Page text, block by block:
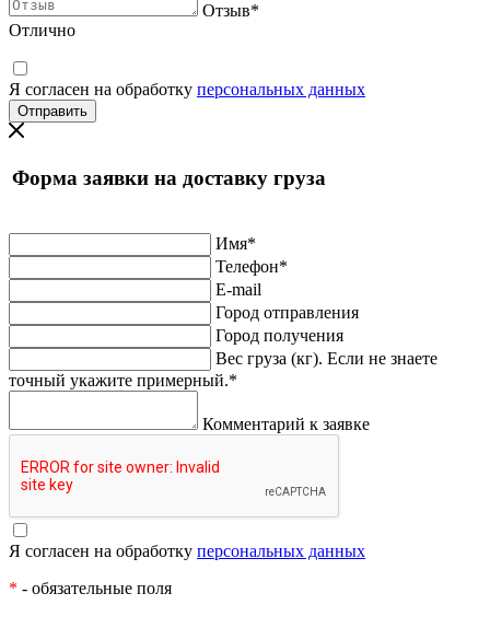
Отзыв*
Отлично
Я согласен на обработку персональных данных
Форма заявки на доставку груза
Имя*
Телефон*
E-mail
Город отправления
Город получения
Вес груза (кг). Если не знаете
точный укажите примерный.*
Комментарий к заявке
Я согласен на обработку персональных данных
* - обязательные поля